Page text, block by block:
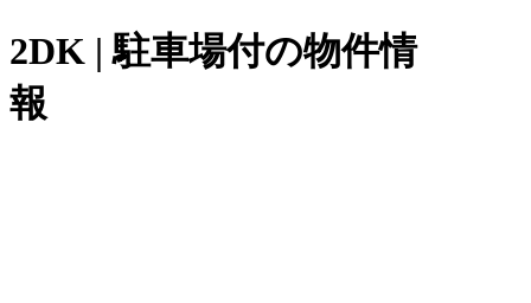
2DK | 駐車場付の物件情
報